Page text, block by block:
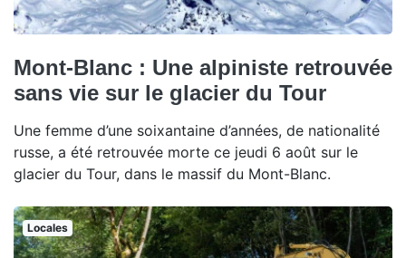
Mont-Blanc : Une alpiniste retrouvée
sans vie sur le glacier du Tour
Une femme d’une soixantaine d’années, de nationalité
russe, a été retrouvée morte ce jeudi 6 août sur le
glacier du Tour, dans le massif du Mont-Blanc.
Locales